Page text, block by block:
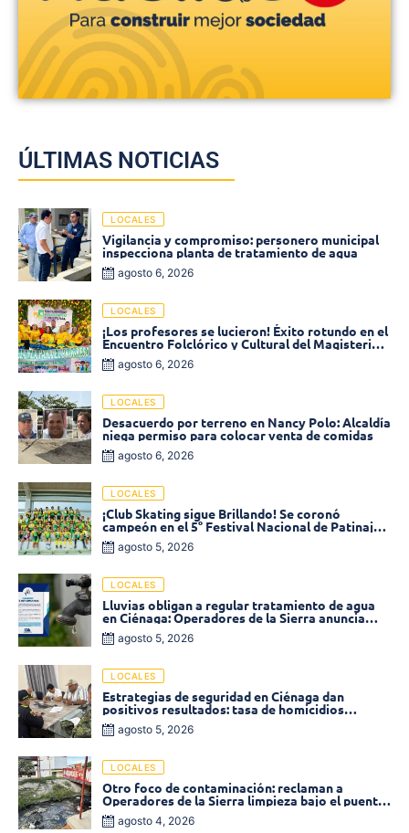
ÚLTIMAS NOTICIAS
LOCALES
Vigilancia y compromiso: personero municipal
inspecciona planta de tratamiento de agua
agosto 6, 2026
LOCALES
¡Los profesores se lucieron! Éxito rotundo en el
Encuentro Folclórico y Cultural del Magisterio
2026 en Ciénaga
agosto 6, 2026
LOCALES
Desacuerdo por terreno en Nancy Polo: Alcaldía
niega permiso para colocar venta de comidas
agosto 6, 2026
LOCALES
¡Club Skating sigue Brillando! Se coronó
campeón en el 5° Festival Nacional de Patinaje
«Soledad sobre Ruedas»
agosto 5, 2026
LOCALES
Lluvias obligan a regular tratamiento de agua
en Ciénaga: Operadores de la Sierra anuncia
baja presión en varios sectores
agosto 5, 2026
LOCALES
Estrategias de seguridad en Ciénaga dan
positivos resultados: tasa de homicidios
disminuyó un 58% en 2026
agosto 5, 2026
LOCALES
Otro foco de contaminación: reclaman a
Operadores de la Sierra limpieza bajo el puente
de la calle 19 con carrera 11
agosto 4, 2026